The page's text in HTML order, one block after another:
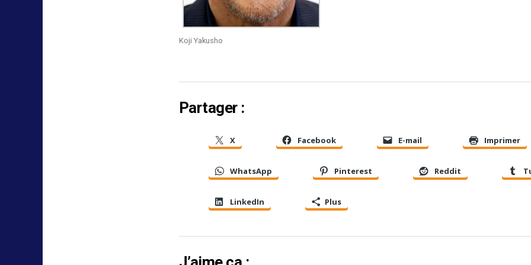
Koji Yakusho
Partager :
X Facebook E-mail Imprimer
WhatsApp Pinterest Reddit
LinkedIn Plus